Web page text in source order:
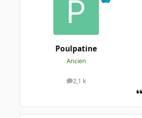
Poulpatine
Ancien
2,1 k
messages